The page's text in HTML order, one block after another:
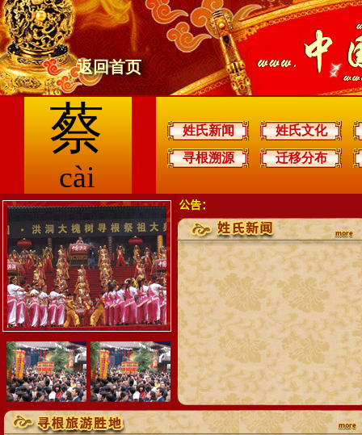
返回首页
蔡
cài
姓氏新闻
姓氏文化
寻根溯源
迁移分布